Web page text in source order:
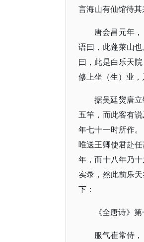
言海山有仙馆待其
唐会昌元年
语曰，此蓬莱山
曰，此是白乐天
修上坐（生）业，
据吴廷爕唐
五竿，而此客有
年七十一时所作
唯送王卿使君赴
年，而十八年乃
实录，然此前乐
下：
《全唐诗》
服气崔常侍